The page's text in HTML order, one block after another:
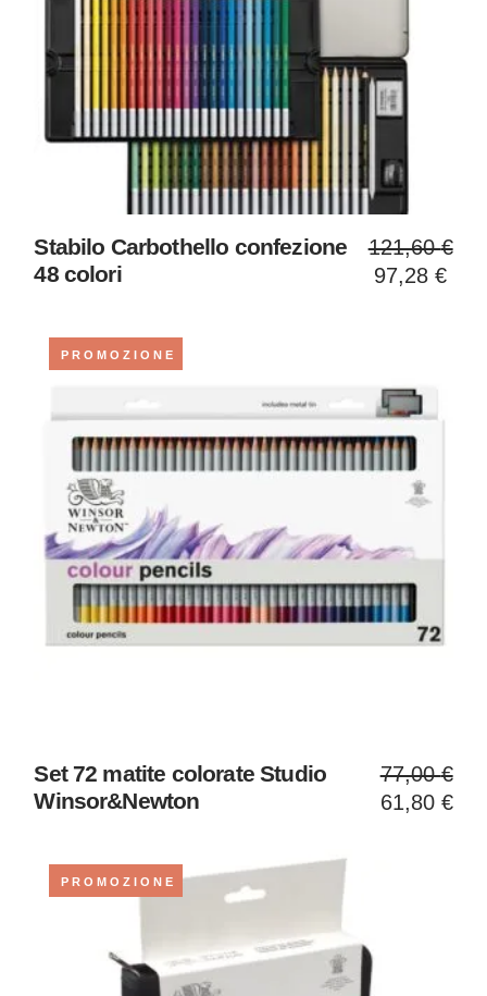
Stabilo Carbothello confezione
48 colori
121,60€
Il
prezzo
97,28€
Il
prezzo
attuale
PROMOZIONE
Set 72 matite colorate Studio
Winsor&Newton
77,00€
Il
prezzo
61,80 €
Il
prezzo
attuale
PROMOZIONE